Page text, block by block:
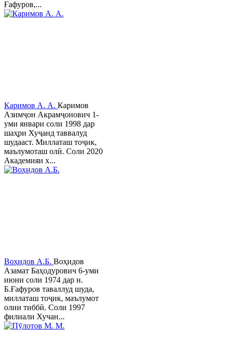
Ғафуров,...
Каримов А. А. Каримов
Азимҷон Акрамҷонович 1-
уми январи соли 1998 дар
шаҳри Хуҷанд таввалуд
шудааст. Миллаташ тоҷик,
маълумоташ олӣ. Соли 2020
Академияи х...
Воҳидов А.Б. Воҳидов
Азамат Баҳодурович 6-уми
июни соли 1974 дар н.
Б.Ғафуров таваллуд шуда,
миллаташ тоҷик, маълумот
олии тиббӣ. Соли 1997
филиали Хучан...